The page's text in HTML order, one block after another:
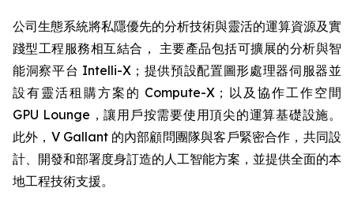
公司生態系統將私隱優先的分析技術與靈活的運算資源及實
踐型工程服務相互結合， 主要產品包括可擴展的分析與智
能洞察平台 Intelli-X；提供預設配置圖形處理器伺服器並
設有靈活租購方案的 Compute-X；以及協作工作空間
GPU Lounge，讓用戶按需要使用頂尖的運算基礎設施。
此外，V Gallant 的內部顧問團隊與客戶緊密合作，共同設
計、開發和部署度身訂造的人工智能方案，並提供全面的本
地工程技術支援。